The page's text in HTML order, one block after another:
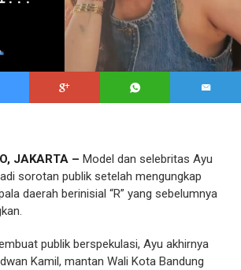
JAKARTA – Model dan selebritas Ayu
sorotan publik setelah mengungkap
daerah berinisial “R” yang sebelumnya
publik berspekulasi, Ayu akhirnya
Kamil, mantan Wali Kota Bandung